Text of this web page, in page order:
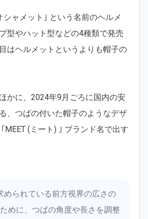
シャメット｣ という名前のヘルメ
型やハット型などの4種類で発売
はヘルメットというよりも帽子の
かに、2024年9月ごろに国内の安
、つばの付いた帽子のようなデザ
MEET (ミート) ｣ ブランド名で出す
められている前方視界の広さの
めに、つばの角度や長さを調整